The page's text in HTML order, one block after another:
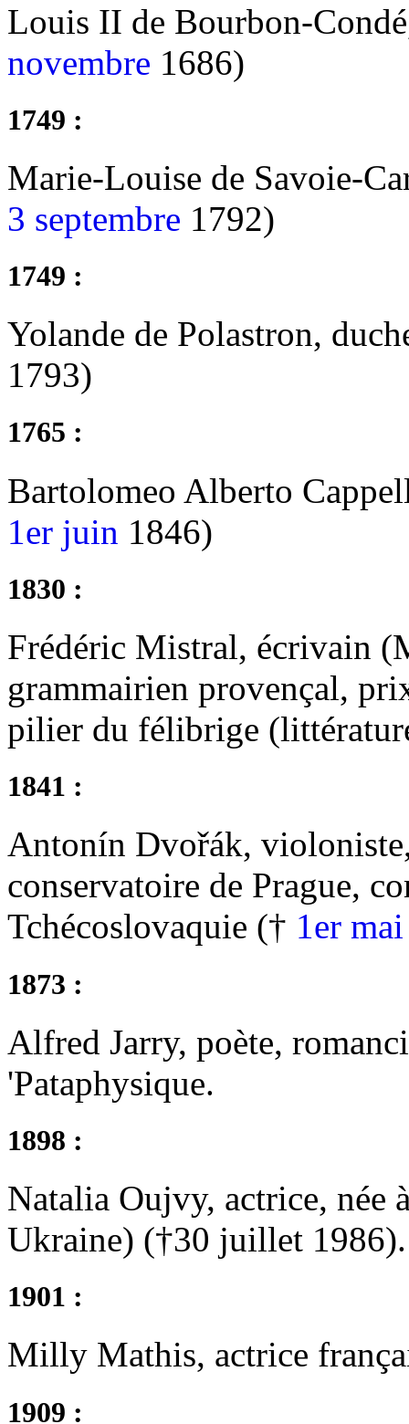
Louis II de Bourbon-
novembre 1686)
1749 :
Marie-Louise de Savoie-
3 septembre 1792)
1749 :
Yolande de Polastron,
1793)
1765 :
Bartolomeo Alberto
1er juin 1846)
1830 :
Frédéric Mistral, écrivain
grammairien provençal,
pilier du félibrige
1841 :
Antonín Dvořák,
conservatoire de Prague,
Tchécoslovaquie († 1er mai
1873 :
Alfred Jarry, poète,
'Pataphysique.
1898 :
Natalia Oujvy, actrice, née
Ukraine) (†30 juillet 1986).
1901 :
Milly Mathis, actrice
1909 :